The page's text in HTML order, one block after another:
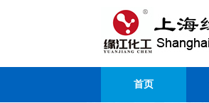
首页